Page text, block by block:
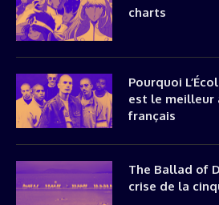
charts
Pourquoi
est le meilleur
français
The Ballad of
crise de la